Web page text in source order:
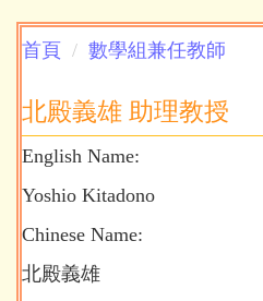
首頁 數學組兼任教師
北殿義雄 助理教授
English Name:
Yoshio Kitadono
Chinese Name:
北殿義雄